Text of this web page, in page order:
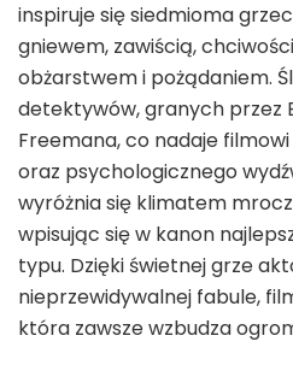
inspiruje się siedmioma
gniewem, zawiścią,
obżarstwem i pożądaniem.
detektywów, granych przez
Freemana, co nadaje
oraz psychologicznego
wyróżnia się klimatem
wpisując się w kanon
typu. Dzięki świetnej grze
nieprzewidywalnej fabule,
która zawsze wzbudza